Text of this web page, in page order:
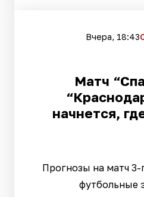
Вчера, 18:43
Матч
начнется,
Прогнозы на матч
футбольные